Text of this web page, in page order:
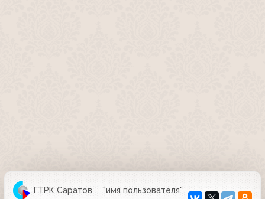
ГТРК Саратов
"имя пользователя"